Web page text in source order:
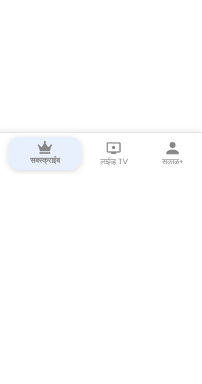
सबस्क्राईब लाईव्ह TV सकाळ+